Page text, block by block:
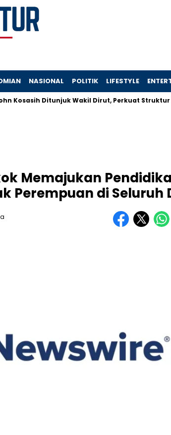
NASIONAL POLITIK LIFESTYLE
Ditunjuk Wakil Dirut, Perkuat Struktur
Memajukan
Perempuan di Seluruh